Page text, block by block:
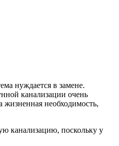
нуждается в замене.
канализации очень
необходимость,
канализацию, поскольку у